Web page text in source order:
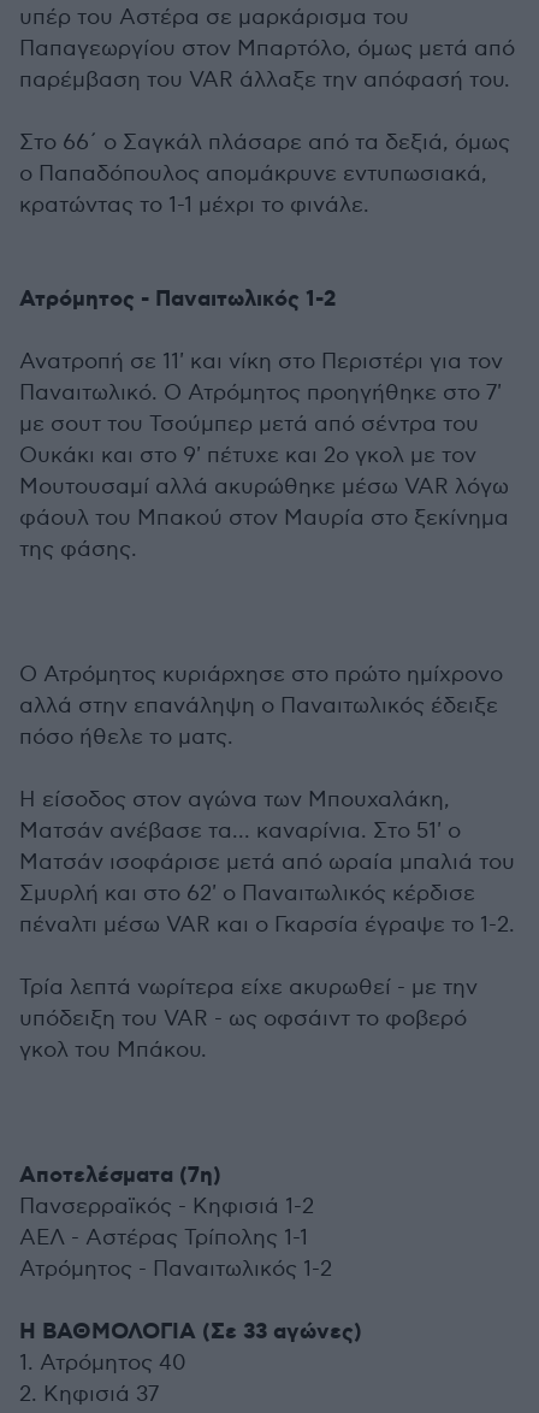
υπέρ του Αστέρα σε μαρκάρισμα του
Παπαγεωργίου στον Μπαρτόλο, όμως μετά από
παρέμβαση του VAR άλλαξε την απόφασή του.
Στο 66΄ ο Σαγκάλ πλάσαρε από τα δεξιά, όμως
ο Παπαδόπουλος απομάκρυνε εντυπωσιακά,
κρατώντας το 1-1 μέχρι το φινάλε.
Ατρόμητος - Παναιτωλικός 1-2
Ανατροπή σε 11' και νίκη στο Περιστέρι για τον
Παναιτωλικό. Ο Ατρόμητος προηγήθηκε στο 7'
με σουτ του Τσούμπερ μετά από σέντρα του
Ουκάκι και στο 9' πέτυχε και 2ο γκολ με τον
Μουτουσαμί αλλά ακυρώθηκε μέσω VAR λόγω
φάουλ του Μπακού στον Μαυρία στο ξεκίνημα
της φάσης.
Ο Ατρόμητος κυριάρχησε στο πρώτο ημίχρονο
αλλά στην επανάληψη ο Παναιτωλικός έδειξε
πόσο ήθελε το ματς.
Η είσοδος στον αγώνα των Μπουχαλάκη,
Ματσάν ανέβασε τα... καναρίνια. Στο 51' ο
Ματσάν ισοφάρισε μετά από ωραία μπαλιά του
Σμυρλή και στο 62' ο Παναιτωλικός κέρδισε
πέναλτι μέσω VAR και ο Γκαρσία έγραψε το 1-2.
Τρία λεπτά νωρίτερα είχε ακυρωθεί - με την
υπόδειξη του VAR - ως οφσάιντ το φοβερό
γκολ του Μπάκου.
Αποτελέσματα (7η)
Πανσερραϊκός - Κηφισιά 1-2
ΑΕΛ - Αστέρας Τρίπολης 1-1
Ατρόμητος - Παναιτωλικός 1-2
Η ΒΑΘΜΟΛΟΓΙΑ (Σε 33 αγώνες)
1. Ατρόμητος 40
2. Κηφισιά 37